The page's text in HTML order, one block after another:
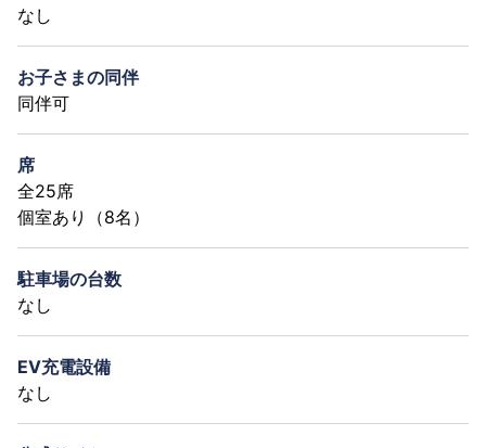
なし
お子さまの同伴
同伴可
席
全25席
個室あり（8名）
駐車場の台数
なし
EV充電設備
なし